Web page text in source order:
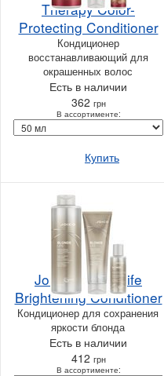
Therapy Color-
Protecting Conditioner
Кондиционер
восстанавливающий для
окрашенных волос
Есть в наличии
362 грн
В ассортименте:
Купить
Joico Blonde Life
Brightening Conditioner
Кондиционер для сохранения
яркости блонда
Есть в наличии
412 грн
В ассортименте: